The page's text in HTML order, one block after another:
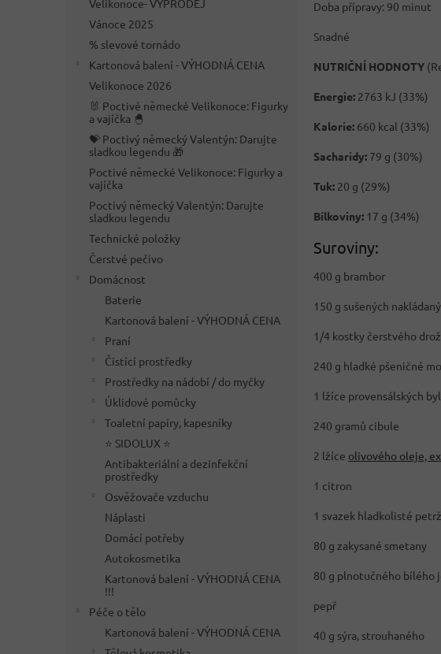
Velikonoce- VÝPRODEJ
Vánoce 2025
% slevové tornádo
Kartonová balení - VÝHODNÁ CENA
Velikonoce 2026
🐰 Poctivé německé Velikonoce: Figurky
a vajíčka 🐣
💝 Poctivý německý Valentýn: Darujte
sladkou legendu 🎁
Poctivé německé Velikonoce: Figurky a
vajíčka
Poctivý německý Valentýn: Darujte
sladkou legendu
Technické položky
Čerstvé pečivo
Domácnost
Baterie
Kartonová balení - VÝHODNÁ CENA
Praní
Čistící prostředky
Prostředky na nádobí / do myčky
Úklidové pomůcky
Toaletní papíry, kapesníky
⭐ SIDOLUX ⭐
Antibakteriální a dezinfekční
prostředky
Osvěžovače vzduchu
Náplasti
Domácí potřeby
Autokosmetika
Kartonová balení - VÝHODNÁ CENA
!!!
Péče o tělo
Kartonová balení - VÝHODNÁ CENA
Doba přípravy: 90 minut
Snadné
NUTRIČNÍ HODNOTY
Energie: 2763 kJ (33%)
Kalorie: 660 kcal (33%)
Sacharidy: 79 g (30%)
Tuk: 20 g (29%)
Bílkoviny: 17 g (34%)
Suroviny:
400 g brambor
150 g sušených
1/4 kostky čerstvého
240 g hladké pšeničné
1 lžíce provensálských
240 gramů cibule
2 lžíce olivového oleje,
1 citron
1 svazek hladkolisté
80 g zakysané smetany
80 g plnotučného bílého
pepř
40 g sýra, strouhaného